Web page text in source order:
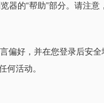
器的“帮助”部分。请注
偏好，并在您登录后安
何活动。